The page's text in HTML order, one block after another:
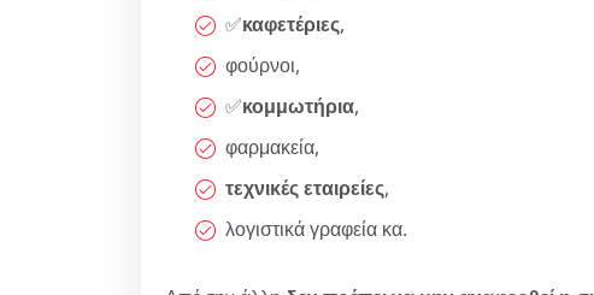
✅καφετέριες,
φούρνοι,
✅κομμωτήρια,
φαρμακεία,
τεχνικές εταιρείες,
λογιστικά γραφεία κα.